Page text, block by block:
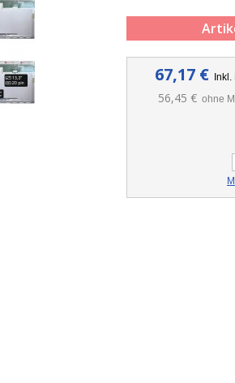
67,17 € Inkl.
56,45 € ohne